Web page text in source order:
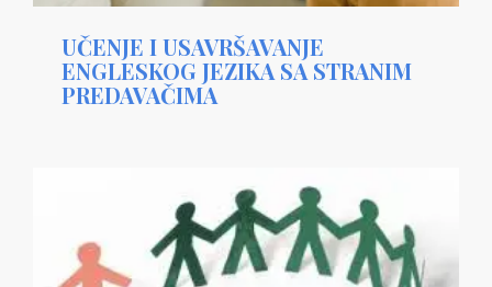
UČENJE I USAVRŠAVANJE
ENGLESKOG JEZIKA SA STRANIM
PREDAVAČIMA